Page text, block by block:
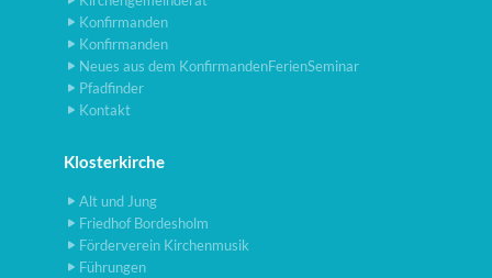
Konfirmanden
Konfirmanden
Neues aus dem KonfirmandenFerienSeminar
Pfadfinder
Kontakt
Klosterkirche
Alt und Jung
Friedhof Bordesholm
Förderverein Kirchenmusik
Führungen